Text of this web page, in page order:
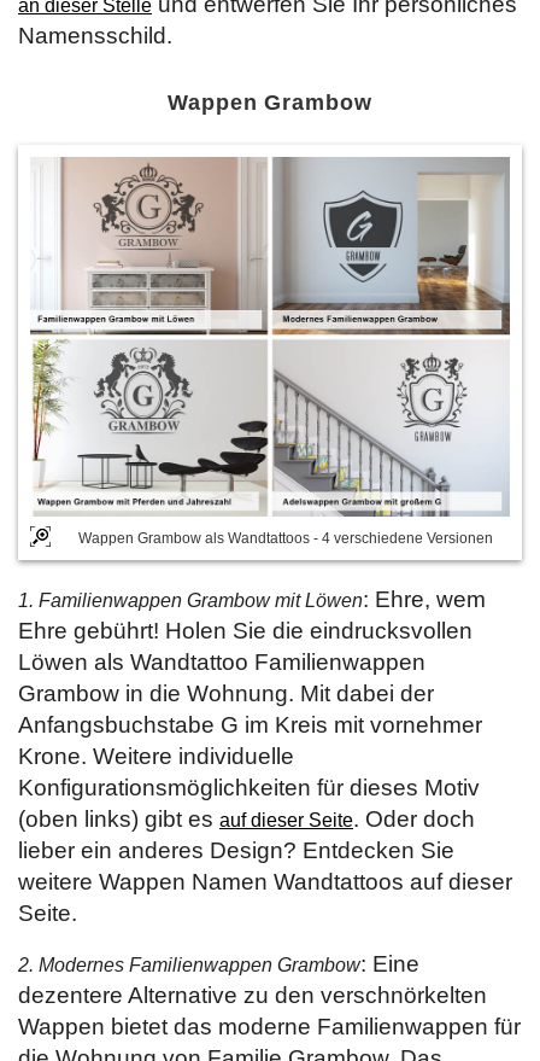
an dieser Stelle
Namensschild.
Wappen Grambow
Wappen Grambow als Wandtattoos - 4 verschiedene Versionen
1. Familienwappen Grambow mit Löwen: Ehre, wem
Ehre gebührt! Holen Sie die eindrucksvollen
Löwen als Wandtattoo Familienwappen
Grambow in die Wohnung. Mit dabei der
Anfangsbuchstabe G im Kreis mit vornehmer
Krone. Weitere individuelle
Konfigurationsmöglichkeiten für dieses Motiv
(oben links) gibt es auf dieser Seite. Oder doch
lieber ein anderes Design? Entdecken Sie
weitere Wappen Namen Wandtattoos auf dieser
Seite.
2. Modernes Familienwappen Grambow: Eine
dezentere Alternative zu den verschnörkelten
Wappen bietet das moderne Familienwappen für